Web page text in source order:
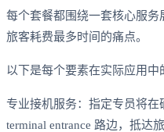
每个套餐都围绕一套核心服
旅客耗费最多时间的痛点。
以下是每个要素在实际应用中
专业接机服务：指定专员将
terminal entrance 路边，抵达